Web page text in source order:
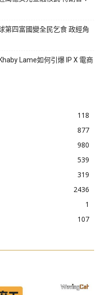
第四富國變全民乞食 政經角
Lame如何引爆 IP X 電商
118
877
980
539
319
2436
1
107